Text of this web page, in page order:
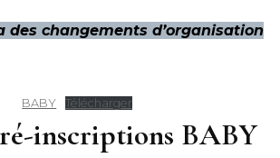
des changements d’organisation
BABY Télécharger
inscriptions BABY